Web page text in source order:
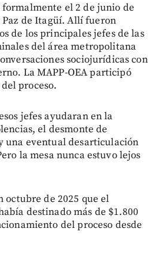
formalmente el 2 de junio de
Paz de Itagüí. Allí fueron
de los principales jefes de las
del área metropolitana
sociojurídicas con
La MAPP-OEA participó
proceso.
jefes ayudaran en la
el desmonte de
una eventual desarticulación
la mesa nunca estuvo lejos
octubre de 2025 que el
destinado más de $1.800
del proceso desde